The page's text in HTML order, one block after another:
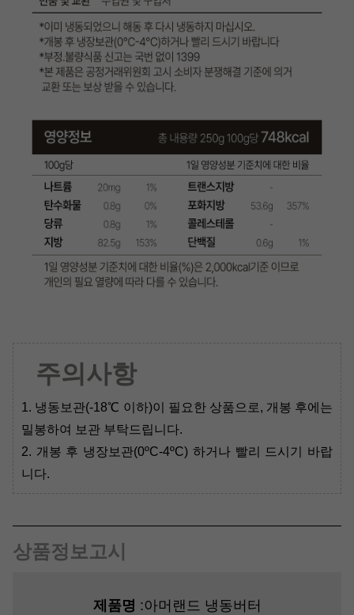
주의사항
1. 냉동보관(-18℃ 이하)이 필요한 상품으로, 개봉 후에는
밀봉하여 보관 부탁드립니다.
2. 개봉 후 냉장보관(0ºC-4ºC) 하거나 빨리 드시기 바랍
니다.
상품정보고시
제품명 :아머랜드 냉동버터